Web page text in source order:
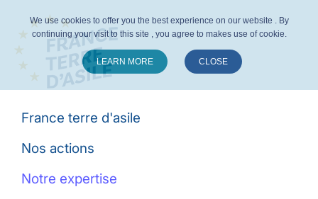
France terre d'asile
Nos actions
Notre expertise
We use cookies to offer you the best experience on our website . By
continuing your visit to this site , you agree to makes use of cookie.
LEARN MORE CLOSE